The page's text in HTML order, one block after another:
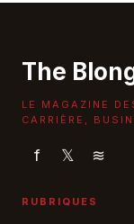
The
LE MAGAZINE
CARRIÈRE,
f 𝕏 ≋
RUBRIQUES